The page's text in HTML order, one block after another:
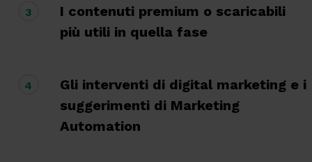
3
I contenuti premium o scaricabili
più utili in quella fase
4
Gli interventi di digital marketing e i
suggerimenti di Marketing
Automation